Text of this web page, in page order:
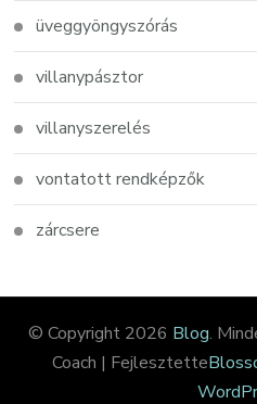
üveggyöngyszórás
villanypásztor
villanyszerelés
vontatott rendképzők
zárcsere
© Copyright 2026 Blog.
Coach | Fejlesztette